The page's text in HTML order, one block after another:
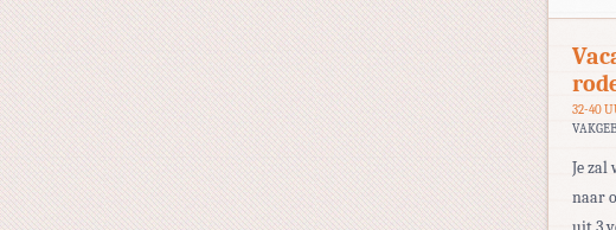
32-40
Je zal
naar